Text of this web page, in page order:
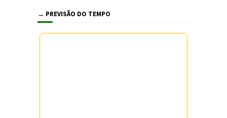
→ PREVISÃO DO TEMPO